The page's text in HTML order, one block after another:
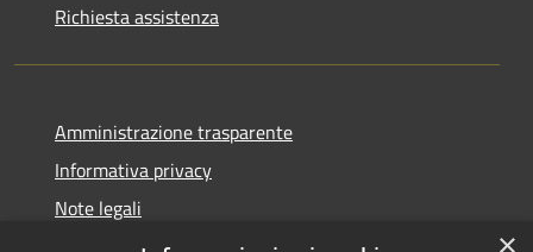
Richiesta assistenza
Amministrazione trasparente
Informativa privacy
Note legali
Dichiarazione di accessibilità